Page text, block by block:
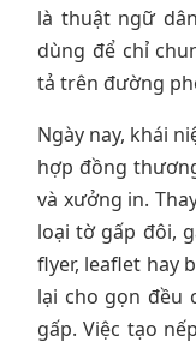
là thuật ngữ
dùng để chỉ
tả trên đường
Ngày nay, khái
hợp đồng
và xưởng in.
loại tờ gấp đôi,
flyer, leaflet hay
lại cho gọn đều
gấp. Việc tạo